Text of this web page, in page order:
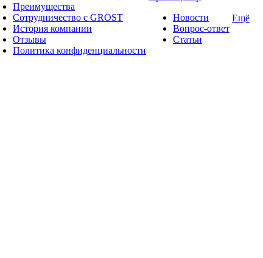
Преимущества
Сотрудничество с GROST
История компании
Отзывы
Политика конфиденциальности
Новости
Вопрос-ответ
Статьи
Ещё